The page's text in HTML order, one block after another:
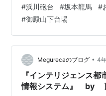
(YouTubeより引用) 砲台
計された。 （品川区資料
関東各地から、石材は伊
年、ペリーが再来航した
き、江戸上陸をあきらめ
しかし…
#浜川砲台 #坂本龍馬 #
#御殿山下台場
Megurecaのブログ • 4
『インテリジェンス
情報システム』 by